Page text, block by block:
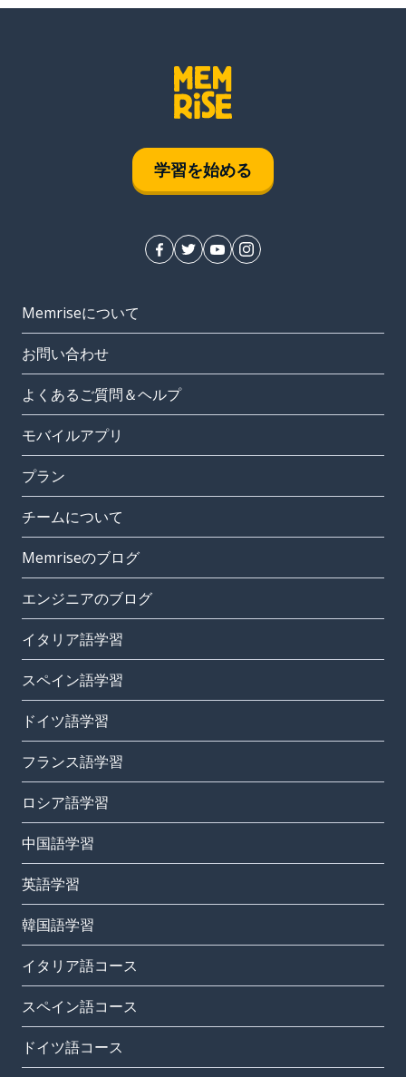
学習を始める
Memriseについて
お問い合わせ
よくあるご質問＆ヘルプ
モバイルアプリ
プラン
チームについて
Memriseのブログ
エンジニアのブログ
イタリア語学習
スペイン語学習
ドイツ語学習
フランス語学習
ロシア語学習
中国語学習
英語学習
韓国語学習
イタリア語コース
スペイン語コース
ドイツ語コース